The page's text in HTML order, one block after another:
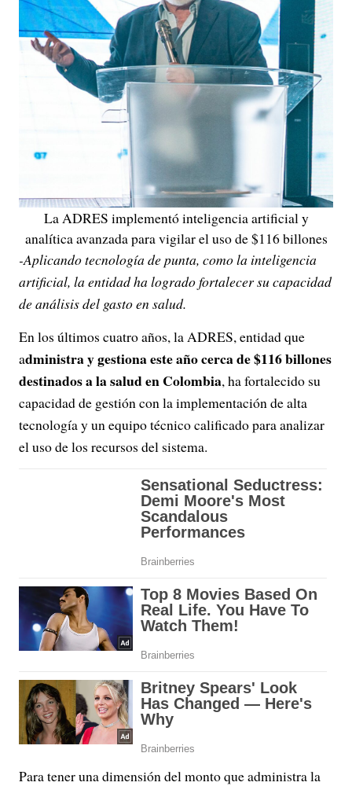
La ADRES implementó inteligencia artificial y
analítica avanzada para vigilar el uso de $116 billones
-Aplicando tecnología de punta, como la inteligencia
artificial, la entidad ha logrado fortalecer su capacidad
de análisis del gasto en salud.
En los últimos cuatro años, la ADRES, entidad que
administra y gestiona este año cerca de $116 billones
destinados a la salud en Colombia, ha fortalecido su
capacidad de gestión con la implementación de alta
tecnología y un equipo técnico calificado para analizar
el uso de los recursos del sistema.
Para tener una dimensión del monto que administra la